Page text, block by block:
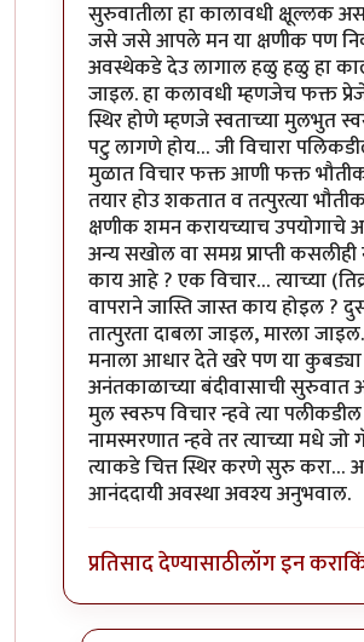
सुरुवातीला हा कालावधी क्षूल्लक
जसे जसे आपले मन या क्षणीक पण
अवस्थेकडे देउ लागाल हळु हळु हा
जाइल. हा कलावधी म्हणजेच फक्त
स्थिर होणे म्हणजे स्वताच्या मुलभुत
पटु लागणे होय… जी विचारा
मुळात विचार फक्त आणी फक्त
तयार होउ शकतात व तत्पुरत्या
क्षणीक शमन करायच्याच उपयोगाचे
अन्य सखोल वा समग्र प्राप्ती कसलीही
काय आहे ? एक विचार… त्याच्या
वापराने जास्ति जास्त काय होइल ?
तात्पुरता दाबला जाइल, मारला
मनाला आधार देते खरे पण या कुबड्या
अनंतकाळाच्या बंदीवासाची
मुल स्वरुप विचार न्हवे त्या
नामस्मरणात न्हवे तर त्याच्या मधे
त्याकडे चित्त स्थिर करणे सुरु करा…
आनंददायी अवस्था अवश्य अनुभवाल.
प्रतिसाद देण्यासाठीलॉग इन करा